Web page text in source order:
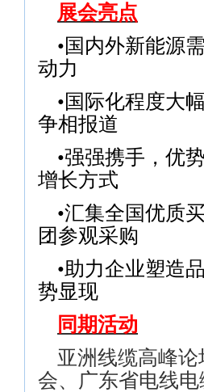
展会亮点
•国内外新能源
动力
•国际化程度大
争相报道
•强强携手，优
增长方式
•汇集全国优质
团参观采购
•助力企业塑造
势显现
同期活动
亚洲线缆高峰论
会、广东省电线